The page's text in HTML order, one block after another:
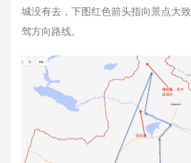
城没有去，下图红色箭头指向景点大
驾方向路线。